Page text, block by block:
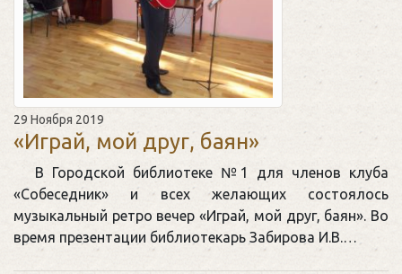
29 Ноября 2019
«Играй, мой друг, баян»
В Городской библиотеке №1 для членов клуба
«Собеседник» и всех желающих состоялось
музыкальный ретро вечер «Играй, мой друг, баян». Во
время презентации библиотекарь Забирова И.В.…